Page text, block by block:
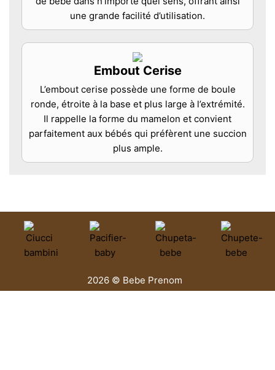
une grande facilité d’utilisation.
Embout Cerise
L’embout cerise possède une forme de boule
ronde, étroite à la base et plus large à l’extrémité.
Il rappelle la forme du mamelon et convient
parfaitement aux bébés qui préfèrent une succion
plus ample.
2026 © Bebe Prenom